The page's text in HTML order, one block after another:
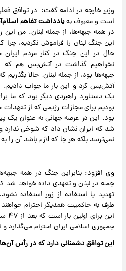
وزیر خارجه در ادامه گفت: در توافق
است و معروف بهیادداشت تفاهم
در همه جبهه‌ها، از جمله لبنان. من این
این جنگ لبنان را فراموش نکردیم، چرا
حال در این جنگ در کنار مردم ایران
نخواهیم گذاشت در آتش‌بس هم که
جبهه‌ها بود، از جمله لبنان. حالا
آتش‌بس کرد و این بار ما جواب
یک دستاورد راهبردی دیگر بود که ما
بودیم برای مجازات رژیمی که از
بود. این در عرصه جهانی به عنوان یک
شد که ایران نشان داد که شوخی ندارد و
نمی‌ترسد بلکه هر جا که لازم باشد آن را
وی افزود: بنابراین جنگ در همه
جمله در لبنان و تعهدی داده خواهد شد
تهدید یا استفاده از زور استفاده
طرف به حاکمیت همدیگر احترام
جمهوری اسلامی ایران احترام می‌گذارد
این توافق دشمنانی دارد که در رأس